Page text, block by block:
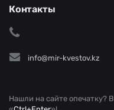
Контакты
info@mir-kvestov.kz
Нашли на сайте опечатку?